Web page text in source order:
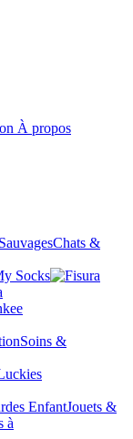
À propos
Chats &
Soins &
EnfantJouets &
à